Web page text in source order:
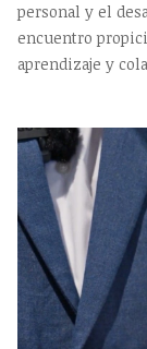
personal y el
encuentro
aprendizaje y